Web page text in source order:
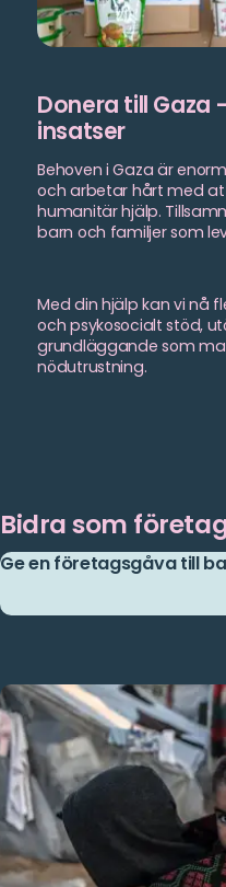
Donera till Gaza
insatser
Behoven i Gaza är
och arbetar hårt med
humanitär hjälp.
barn och familjer som
Med din hjälp kan vi nå
och psykosocialt stöd,
grundläggande som
nödutrustning.
Bidra som
Ge en företagsgåva till